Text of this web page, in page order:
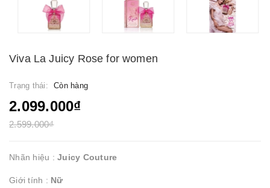
Viva La Juicy Rose for women
Trạng thái: Còn hàng
2.099.000₫
2.599.000₫
Nhãn hiệu : Juicy Couture
Giới tính : Nữ